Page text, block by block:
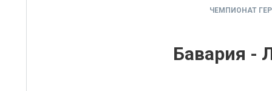
ЧЕМПИОНАТ
Бавария -